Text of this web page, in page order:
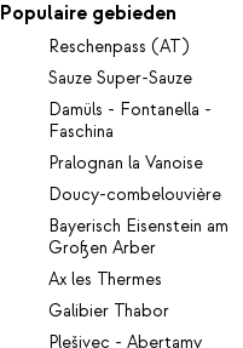
Populaire gebieden
Reschenpass (AT)
Sauze Super-Sauze
Damüls - Fontanella -
Faschina
Pralognan la Vanoise
Doucy-combelouvière
Bayerisch Eisenstein am
Großen Arber
Ax les Thermes
Galibier Thabor
Plešivec - Abertamy